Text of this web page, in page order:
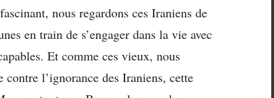
nous regardons ces Iraniens de
en train de s’engager dans la vie avec
Et comme ces vieux, nous
contre l’ignorance des Iraniens, cette